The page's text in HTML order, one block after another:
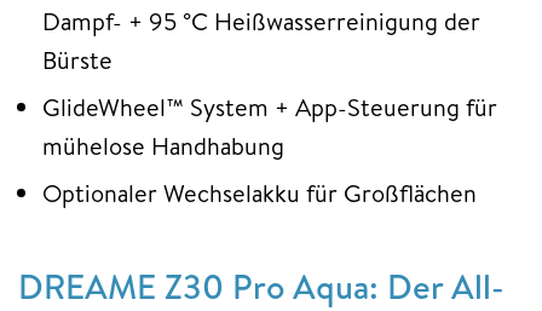
Dampf- + 95 °C Heißwasserreinigung der
Bürste
GlideWheel™ System + App-Steuerung für
mühelose Handhabung
Optionaler Wechselakku für Großflächen
DREAME Z30 Pro Aqua: Der All-